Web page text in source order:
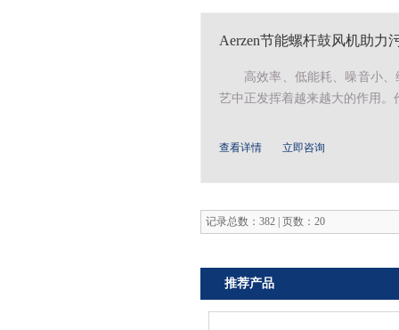
Aerzen节能螺杆鼓风机助力
高效率、低能耗、噪音小
艺中正发挥着越来越大的作用
查看详情 立即咨询
记录总数：382 | 页数：20
推荐产品